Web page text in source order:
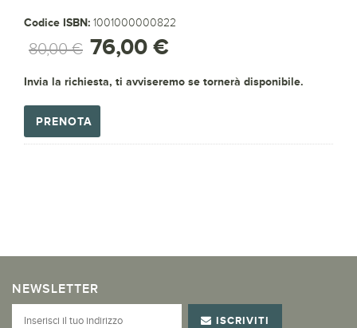
Codice ISBN: 1001000000822
80,00 € 76,00 €
Invia la richiesta, ti avviseremo se tornerà disponibile.
PRENOTA
NEWSLETTER
ISCRIVITI